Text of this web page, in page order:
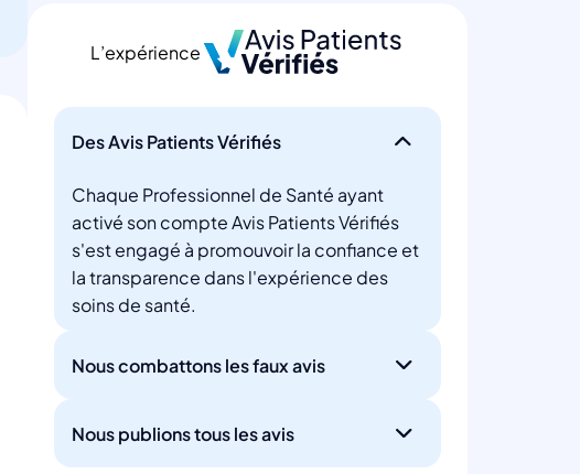
L’expérience
Des Avis Patients Vérifiés
Chaque Professionnel de Santé ayant
activé son compte Avis Patients Vérifiés
s'est engagé à promouvoir la confiance et
la transparence dans l'expérience des
soins de santé.
Nous combattons les faux avis
Nous publions tous les avis